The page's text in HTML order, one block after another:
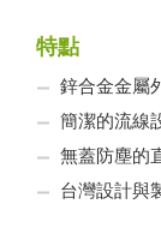
特點
鋅合金金屬
簡潔的流線
無蓋防塵的
台灣設計與